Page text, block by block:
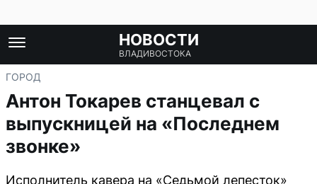
НОВОСТИ
ВЛАДИВОСТОКА
ГОРОД
Антон Токарев станцевал с
выпускницей на «Последнем
звонке»
Исполнитель кавера на «Седьмой лепесток»